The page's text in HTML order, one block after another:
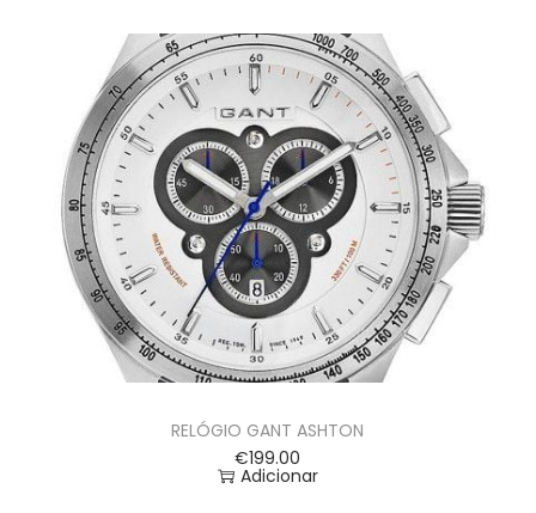
RELÓGIO GANT ASHTON
€199.00
Adicionar